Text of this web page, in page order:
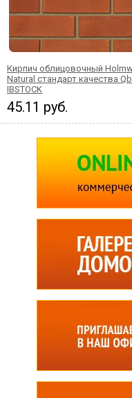
Кирпич облицовочный
Natural стандарт качества
IBSTOCK
45.11 руб.